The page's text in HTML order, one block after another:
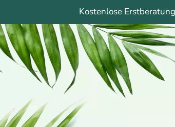
Kostenlose Erstberatung